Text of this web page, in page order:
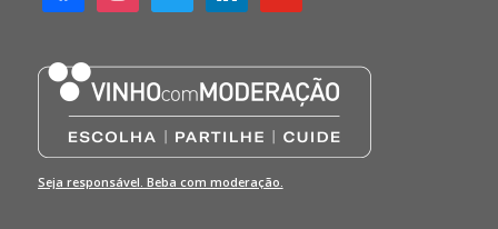
Seja responsável. Beba com moderação.